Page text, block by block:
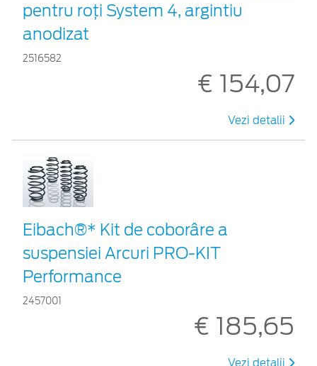
pentru roți System 4, argintiu
anodizat
2516582
€ 154,07
Vezi detalii
Eibach®* Kit de coborâre a
suspensiei Arcuri PRO-KIT
Performance
2457001
€ 185,65
Vezi detalii